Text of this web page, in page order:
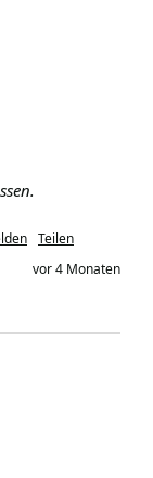
Teilen
vor 4 Monaten